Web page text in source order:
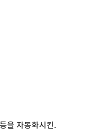
을 자동화시킨.